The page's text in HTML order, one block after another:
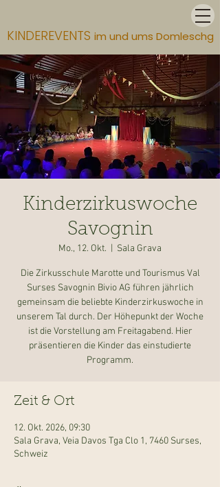
KINDEREVENTS im und ums Domleschg
Kinderzirkuswoche
Savognin
Mo., 12. Okt. Sala Grava
Die Zirkusschule Marotte und Tourismus Val
Surses Savognin Bivio AG führen jährlich
gemeinsam die beliebte Kinderzirkuswoche in
unserem Tal durch. Der Höhepunkt der Woche
ist die Vorstellung am Freitagabend. Hier
präsentieren die Kinder das einstudierte
Programm.
Zeit & Ort
12. Okt. 2026, 09:30
Sala Grava, Veia Davos Tga Clo 1, 7460 Surses,
Schweiz